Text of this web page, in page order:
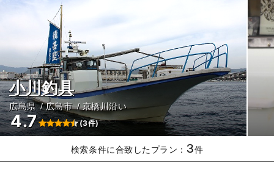
小川釣具
広島県 広島市 京橋川沿い
4.7 (3件)
検索条件に合致したプラン： 3件